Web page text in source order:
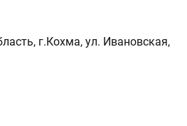
г.Кохма, ул. Ивановская,